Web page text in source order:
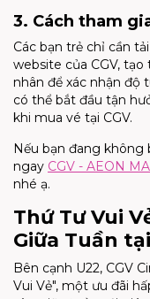
3. Cách tham
Các bạn trẻ chỉ cần
website của CGV,
nhân để xác nhận độ
có thể bắt đầu tận
khi mua vé tại CGV.
Nếu bạn đang không
ngay CGV - AEON
nhé ạ.
Thứ Tư Vui
Giữa Tuần
Bên cạnh U22, CGV
Vui Vẻ", một ưu đãi